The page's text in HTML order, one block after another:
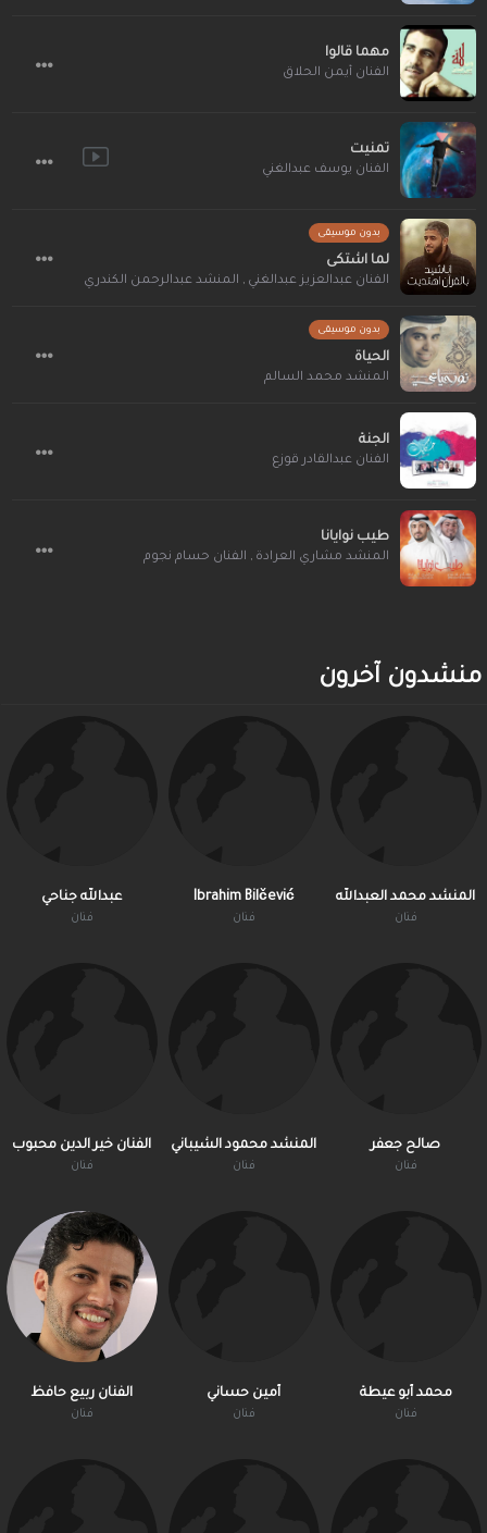
مهما قالوا
الفنان أيمن الحلاق
تمنيت
الفنان يوسف عبدالغني
بدون موسيقى
لما اشتكى
الفنان عبدالعزيز عبدالغني , المنشد عبدالرحمن الكندري
بدون موسيقى
الحياة
المنشد محمد السالم
الجنة
الفنان عبدالقادر قوزع
طيب نوايانا
المنشد مشاري العرادة , الفنان حسام نجوم
منشدون آخرون
الفنان ربيع حافظ
فنان
أمين حساني
فنان
محمد أبو عيطة
فنان
الفنان خير الدين محبوب
فنان
المنشد محمود الشيباني
فنان
صالح جعفر
فنان
عبدالله جناحي
فنان
Ibrahim Bilčević
فنان
المنشد محمد العبدالله
فنان